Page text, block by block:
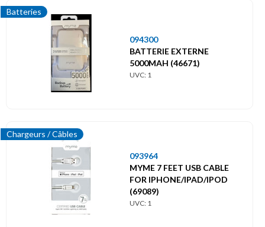
Batteries
094300
BATTERIE EXTERNE
5000MAH (46671)
UVC: 1
Chargeurs / Câbles
093964
MYME 7 FEET USB CABLE
FOR IPHONE/IPAD/IPOD
(69089)
UVC: 1